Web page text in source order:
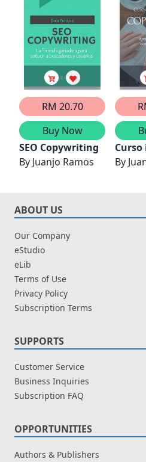
RM 20.70
Buy Now
SEO Copywriting
By Juanjo Ramos
Curso
By
ABOUT US
Our Company
eStudio
eLib
Terms of Use
Privacy Policy
Subscription Terms
SUPPORTS
Customer Service
Business Inquiries
Subscription FAQ
OPPORTUNITIES
Authors & Publishers